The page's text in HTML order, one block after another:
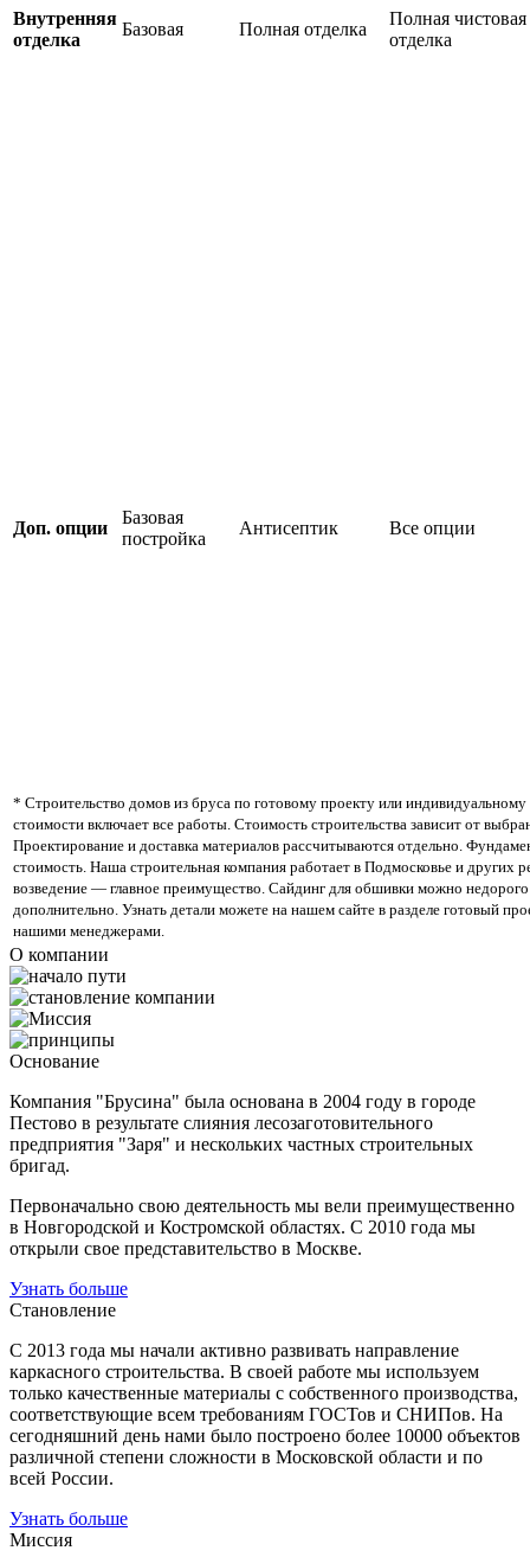
Внутренняя
отделка
Базовая Полная отделка
Полная чистовая
отделка
Доп. опции
Базовая
постройка
Антисептик Все опции
* Строительство домов из бруса по готовому проекту или индивидуальному
стоимости включает все работы. Стоимость строительства зависит от
Проектирование и доставка материалов рассчитываются отдельно.
стоимость. Наша строительная компания работает в Подмосковье и других
возведение — главное преимущество. Сайдинг для обшивки можно недорого
дополнительно. Узнать детали можете на нашем сайте в разделе готовый
нашими менеджерами.
О компании
Основание
Компания "Брусина" была основана в 2004 году в городе
Пестово в результате слияния лесозаготовительного
предприятия "Заря" и нескольких частных строительных
бригад.
Первоначально свою деятельность мы вели преимущественно
в Новгородской и Костромской областях. С 2010 года мы
открыли свое представительство в Москве.
Узнать больше
Становление
С 2013 года мы начали активно развивать направление
каркасного строительства. В своей работе мы используем
только качественные материалы с собственного производства,
соответствующие всем требованиям ГОСТов и СНИПов. На
сегодняшний день нами было построено более 10000 объектов
различной степени сложности в Московской области и по
всей России.
Узнать больше
Миссия